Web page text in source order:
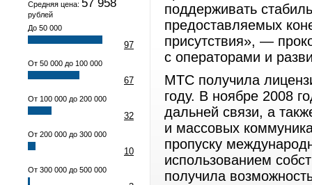
Средняя цена: 57 958
рублей
До 50 000
97
От 50 000 до 100 000
67
От 100 000 до 200 000
32
От 200 000 до 300 000
10
От 300 000 до 500 000
поддерживать
предоставляемых
присутствия», —
с операторами и
МТС получила
году. В ноябре 2008
дальней связи, а
и массовых
пропуску
использованием
получила